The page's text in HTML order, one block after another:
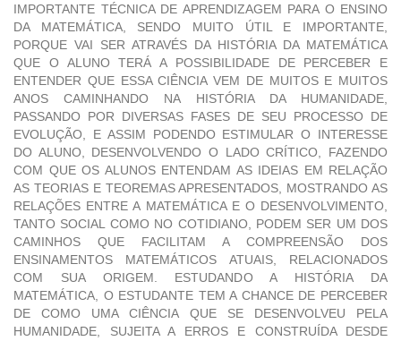
IMPORTANTE TÉCNICA DE APRENDIZAGEM PARA O ENSINO
DA MATEMÁTICA, SENDO MUITO ÚTIL E IMPORTANTE,
PORQUE VAI SER ATRAVÉS DA HISTÓRIA DA MATEMÁTICA
QUE O ALUNO TERÁ A POSSIBILIDADE DE PERCEBER E
ENTENDER QUE ESSA CIÊNCIA VEM DE MUITOS E MUITOS
ANOS CAMINHANDO NA HISTÓRIA DA HUMANIDADE,
PASSANDO POR DIVERSAS FASES DE SEU PROCESSO DE
EVOLUÇÃO, E ASSIM PODENDO ESTIMULAR O INTERESSE
DO ALUNO, DESENVOLVENDO O LADO CRÍTICO, FAZENDO
COM QUE OS ALUNOS ENTENDAM AS IDEIAS EM RELAÇÃO
AS TEORIAS E TEOREMAS APRESENTADOS, MOSTRANDO AS
RELAÇÕES ENTRE A MATEMÁTICA E O DESENVOLVIMENTO,
TANTO SOCIAL COMO NO COTIDIANO, PODEM SER UM DOS
CAMINHOS QUE FACILITAM A COMPREENSÃO DOS
ENSINAMENTOS MATEMÁTICOS ATUAIS, RELACIONADOS
COM SUA ORIGEM. ESTUDANDO A HISTÓRIA DA
MATEMÁTICA, O ESTUDANTE TEM A CHANCE DE PERCEBER
DE COMO UMA CIÊNCIA QUE SE DESENVOLVEU PELA
HUMANIDADE, SUJEITA A ERROS E CONSTRUÍDA DESDE